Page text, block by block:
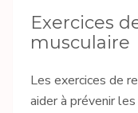
Exercices
musculaire
Les exercices de
aider à prévenir